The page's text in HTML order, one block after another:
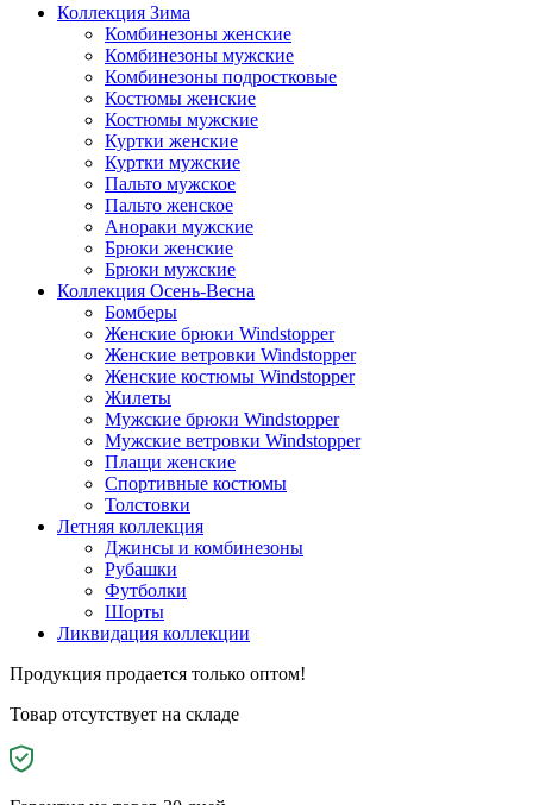
Коллекция Зима
Комбинезоны женские
Комбинезоны мужские
Комбинезоны подростковые
Костюмы женские
Костюмы мужские
Куртки женские
Куртки мужские
Пальто мужское
Пальто женское
Анораки мужские
Брюки женские
Брюки мужские
Коллекция Осень-Весна
Бомберы
Женские брюки Windstopper
Женские ветровки Windstopper
Женские костюмы Windstopper
Жилеты
Мужские брюки Windstopper
Мужские ветровки Windstopper
Плащи женские
Спортивные костюмы
Толстовки
Летняя коллекция
Джинсы и комбинезоны
Рубашки
Футболки
Шорты
Ликвидация коллекции
Продукция продается только оптом!
Товар отсутствует на складе